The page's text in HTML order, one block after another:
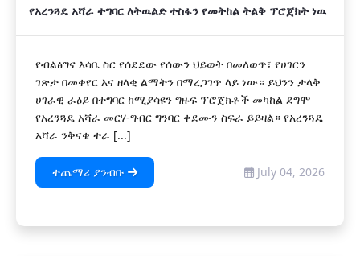
የአረንጓዴ አሻራ ተግባር ለትዉልድ ተስፋን የመትከል ትልቅ ፕሮጀክት ነዉ
የብልፅግና እሳቤ ስር የሰደደው የሰውን ህይወት በመለወጥ፣ የሀገርን
ገጽታ በመቀየር እና ዘላቂ ልማትን በማረጋገጥ ላይ ነው። ይህንን ታላቅ
ሀገራዊ ራዕይ በተግባር ከሚያሳዩን ግዙፍ ፕሮጀክቶች መካከል ደግሞ
የአረንጓዴ አሻራ መርሃ-ግብር ግንባር ቀደሙን ስፍራ ይይዛል። የአረንጓዴ
አሻራ ንቅናቄ ተራ [...]
ተጨማሪ ያንብቡ July 04, 2026